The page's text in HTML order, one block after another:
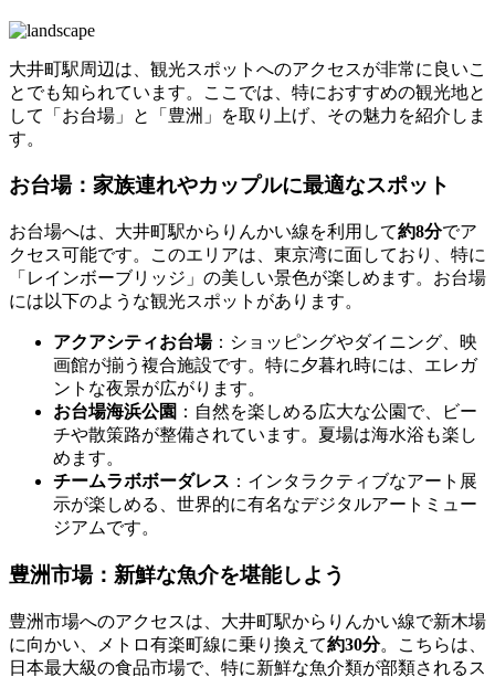
大井町駅周辺は、観光スポットへのアクセスが非常に良いこ
とでも知られています。ここでは、特におすすめの観光地と
して「お台場」と「豊洲」を取り上げ、その魅力を紹介しま
す。
お台場：家族連れやカップルに最適なスポット
お台場へは、大井町駅からりんかい線を利用して約8分でア
クセス可能です。このエリアは、東京湾に面しており、特に
「レインボーブリッジ」の美しい景色が楽しめます。お台場
には以下のような観光スポットがあります。
アクアシティお台場：ショッピングやダイニング、映
画館が揃う複合施設です。特に夕暮れ時には、エレガ
ントな夜景が広がります。
お台場海浜公園 ：自然を楽しめる広大な公園で、ビー
チや散策路が整備されています。夏場は海水浴も楽し
めます。
チームラボボーダレス ：インタラクティブなアート展
示が楽しめる、世界的に有名なデジタルアートミュー
ジアムです。
豊洲市場：新鮮な魚介を堪能しよう
豊洲市場へのアクセスは、大井町駅からりんかい線で新木場
に向かい、メトロ有楽町線に乗り換えて約30分。こちらは、
日本最大級の食品市場で、特に新鮮な魚介類が部類されるス